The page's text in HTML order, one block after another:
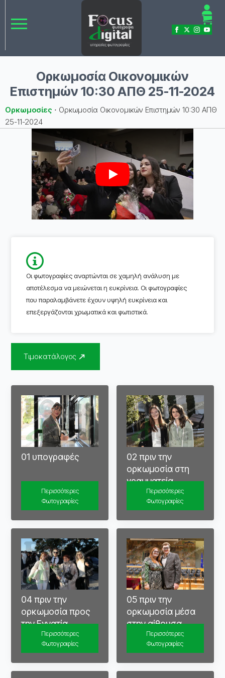
Ορκωμοσία Οικονομικών
Επιστημών 10:30 ΑΠΘ 25-11-2024
Ορκωμοσίες ⋅ Ορκωμοσία Οικονομικών Επιστημών 10:30 ΑΠΘ
25-11-2024
Play
Οι φωτογραφίες αναρτώνται σε χαμηλή ανάλυση με
αποτέλεσμα να μειώνεται η ευκρίνεια. Οι φωτογραφίες
που παραλαμβάνετε έχουν υψηλή ευκρίνεια και
επεξεργάζονται χρωματικά και φωτιστικά.
Τιμοκατάλογος
01 υπογραφές
Περισσότερες
Φωτογραφίες
02 πριν την
ορκωμοσία στη
γραμματεία
Περισσότερες
Φωτογραφίες
04 πριν την
ορκωμοσία προς
την Εγνατία
Περισσότερες
Φωτογραφίες
05 πριν την
ορκωμοσία μέσα
στην αίθουσα
Περισσότερες
Φωτογραφίες